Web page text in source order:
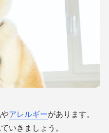
アレルギーがあります。
いきましょう。